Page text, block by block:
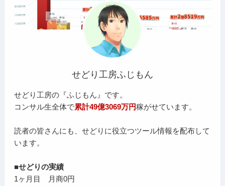
せどり工房ふじもん
せどり工房の『ふじもん』です。
コンサル生全体で累計49億3069万円稼がせています。
読者の皆さんにも、せどりに役立つツール情報を配布して
います。
■せどりの実績
1ヶ月目 月商0円